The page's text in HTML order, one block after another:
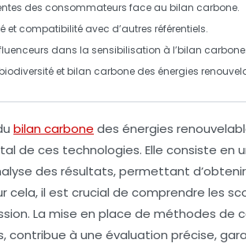
des consommateurs face au bilan carbone.
et compatibilité avec d’autres référentiels.
dans la sensibilisation à l’bilan carbone
etbilan carbone des énergies
bilan carbone des énergies
de ces technologies. Elle consiste en
des résultats, permettant
cela, il est crucial de comprendre les
La mise en place de méthodes de
contribue à une évaluation précise,